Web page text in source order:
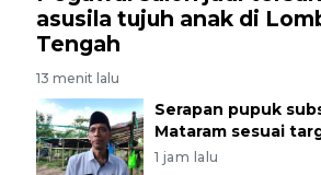
asusila tujuh anak di
Tengah
13 menit lalu
Serapan pupuk
Mataram sesuai
1 jam lalu